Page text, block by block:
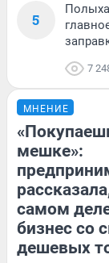
5
7
МНЕНИЕ
мешке»:
самом
бизнес со
дешевых